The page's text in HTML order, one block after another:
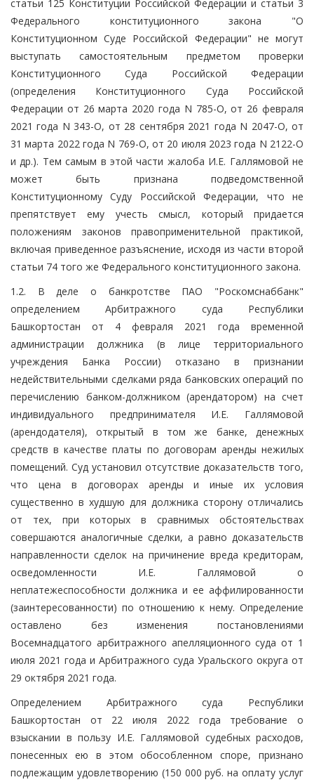
статьи 125 Конституции Российской Федерации и статьи 3
Федерального конституционного закона "О
Конституционном Суде Российской Федерации" не могут
выступать самостоятельным предметом проверки
Конституционного Суда Российской Федерации
(определения Конституционного Суда Российской
Федерации от 26 марта 2020 года N 785-О, от 26 февраля
2021 года N 343-О, от 28 сентября 2021 года N 2047-О, от
31 марта 2022 года N 769-О, от 20 июля 2023 года N 2122-О
и др.). Тем самым в этой части жалоба И.Е. Галлямовой не
может быть признана подведомственной
Конституционному Суду Российской Федерации, что не
препятствует ему учесть смысл, который придается
положениям законов правоприменительной практикой,
включая приведенное разъяснение, исходя из части второй
статьи 74 того же Федерального конституционного закона.
1.2. В деле о банкротстве ПАО "Роскомснаббанк"
определением Арбитражного суда Республики
Башкортостан от 4 февраля 2021 года временной
администрации должника (в лице территориального
учреждения Банка России) отказано в признании
недействительными сделками ряда банковских операций по
перечислению банком-должником (арендатором) на счет
индивидуального предпринимателя И.Е. Галлямовой
(арендодателя), открытый в том же банке, денежных
средств в качестве платы по договорам аренды нежилых
помещений. Суд установил отсутствие доказательств того,
что цена в договорах аренды и иные их условия
существенно в худшую для должника сторону отличались
от тех, при которых в сравнимых обстоятельствах
совершаются аналогичные сделки, а равно доказательств
направленности сделок на причинение вреда кредиторам,
осведомленности И.Е. Галлямовой о
неплатежеспособности должника и ее аффилированности
(заинтересованности) по отношению к нему. Определение
оставлено без изменения постановлениями
Восемнадцатого арбитражного апелляционного суда от 1
июля 2021 года и Арбитражного суда Уральского округа от
29 октября 2021 года.
Определением Арбитражного суда Республики
Башкортостан от 22 июля 2022 года требование о
взыскании в пользу И.Е. Галлямовой судебных расходов,
понесенных ею в этом обособленном споре, признано
подлежащим удовлетворению (150 000 руб. на оплату услуг